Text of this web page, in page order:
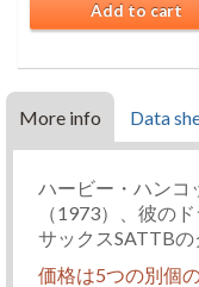
Add to cart
More info Data
ハービー・ハンコ
（1973）、彼の
サックスSATTBの
価格は5つの別個